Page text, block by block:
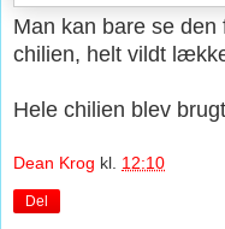
Man kan bare se
chilien, helt vildt
Hele chilien blev
Dean Krog kl. 12:10
Del